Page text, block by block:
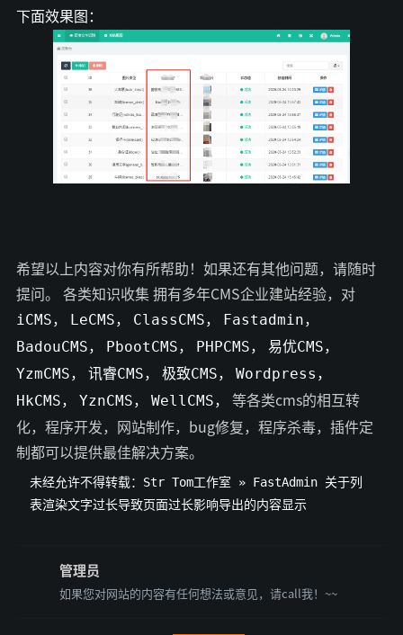
下面效果图：
希望以上内容对你有所帮助！如果还有其他问题，请随时
提问。 各类知识收集 拥有多年CMS企业建站经验，对
iCMS， LeCMS， ClassCMS，
Fastadmin，
BadouCMS，
PbootCMS， PHPCMS，
易优CMS，
YzmCMS，
讯睿CMS， 极致CMS，
Wordpress，
HkCMS，
YznCMS， WellCMS，
等各类cms的相互转
化，程序开发，网站制作，bug修复，程序杀毒，插件定
制都可以提供最佳解决方案。
未经允许不得转载： Str Tom工作室 » FastAdmin 关于列
表渲染文字过长导致页面过长影响导出的内容显示
管理员
如果您对网站的内容有任何想法或意见，请call我！~~